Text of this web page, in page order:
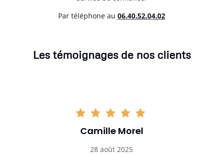
Par téléphone au 06.40.52.04.02
Les témoignages de nos clients
Camille Morel
28 août 2025